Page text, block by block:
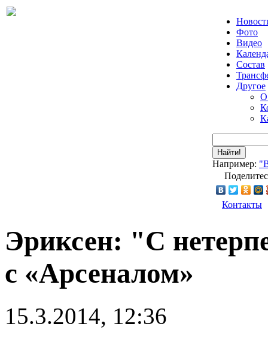
Фото
Видео
Состав
Другое
О
Найти!
Например:
Контакты
Эриксен: "С
с «Арсеналом»
15.3.2014, 12:36